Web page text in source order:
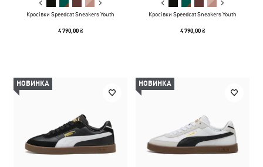
Кросівки Speedcat Sneakers Youth
4 790,00 ₴
Кросівки Speedcat Sneakers Youth
4 790,00 ₴
НОВИНКА НОВИНКА